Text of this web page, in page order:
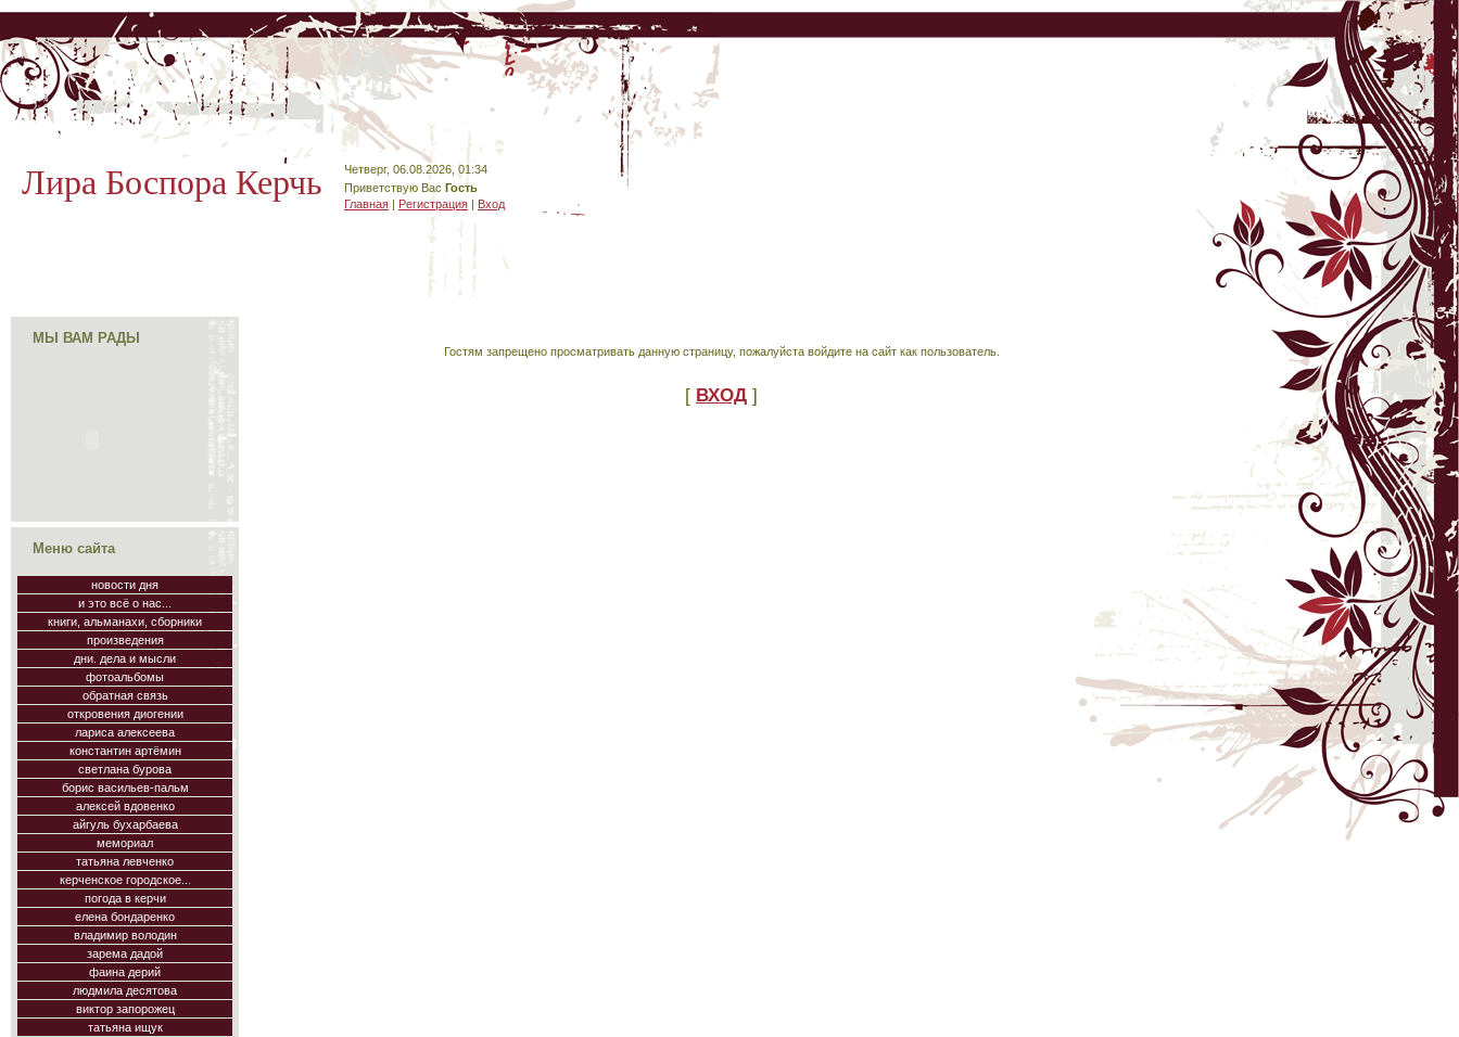
Лира Боспора Керчь
Четверг, 06.08.2026, 01:34
Приветствую Вас Гость
Главная | Регистрация |Вход
МЫ ВАМ РАДЫ
Меню сайта
новости дня
и это всё о нас...
книги, альманахи, сборники
произведения
дни. дела и мысли
фотоальбомы
обратная связь
откровения диогении
лариса алексеева
константин артёмин
светлана бурова
борис васильев-пальм
алексей вдовенко
айгуль бухарбаева
мемориал
татьяна левченко
керченское городское...
погода в керчи
елена бондаренко
владимир володин
зарема дадой
фаина дерий
людмила десятова
виктор запорожец
татьяна ищук
Гостям запрещено просматривать данную страницу, пожалуйста войдите на сайт как пользователь.
[ ВХОД ]